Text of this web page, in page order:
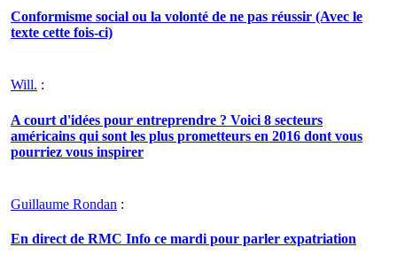
Conformisme social ou la volonté de ne pas réussir (Avec le
texte cette fois-ci)
Will. :
A court d'idées pour entreprendre ? Voici 8 secteurs
américains qui sont les plus prometteurs en 2016 dont vous
pourriez vous inspirer
Guillaume Rondan :
En direct de RMC Info ce mardi pour parler expatriation